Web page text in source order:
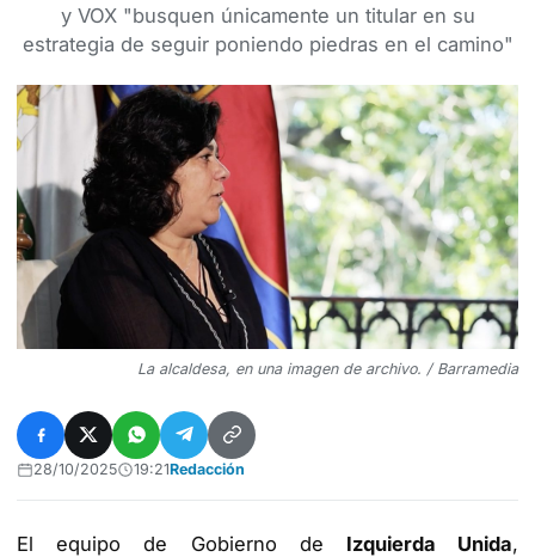
y VOX "busquen únicamente un titular en su
estrategia de seguir poniendo piedras en el camino"
La alcaldesa, en una imagen de archivo. / Barramedia
28/10/2025 19:21Redacción
El equipo de Gobierno de Izquierda Unida,